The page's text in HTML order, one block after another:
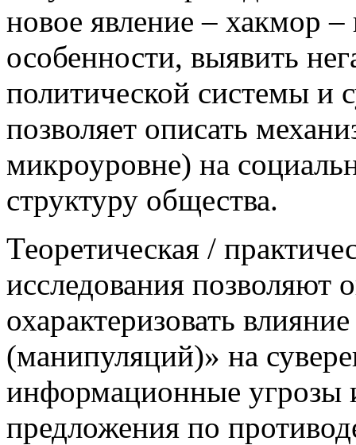
новое явление – хакмор
особенности, выявить
политической системы и
позволяет описать
микроуровне) на
структуру общества.
Теоретическая /
исследования позволяют
охарактеризовать
(манипуляций)» на
информационные угрозы
предложения по